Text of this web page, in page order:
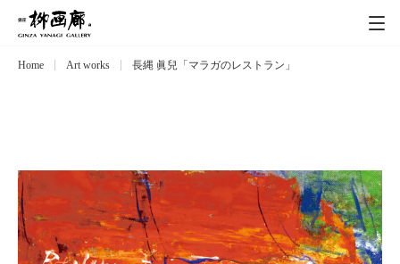
Exhibitions
Artists 作家
Art works 作品一覧
Home Art works 長縄 眞兒「マラガのレストラン」